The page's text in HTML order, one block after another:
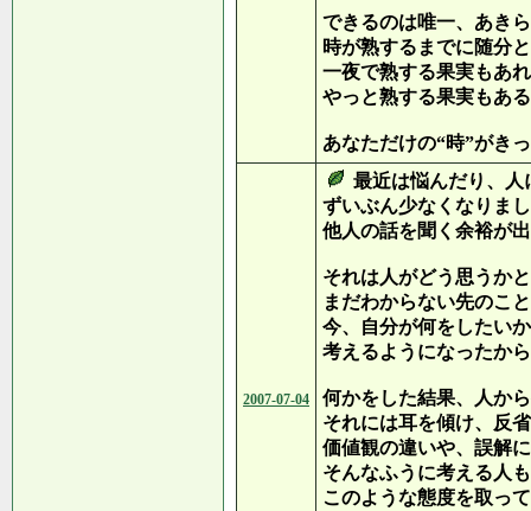
できるのは唯一、あき
時が熟するまでに随分
一夜で熟する果実もあ
やっと熟する果実もあ
あなただけの“時”がき
2007-07-04
最近は悩んだり、人
ずいぶん少なくなりま
他人の話を聞く余裕が
それは人がどう思うか
まだわからない先のこ
今、自分が何をしたい
考えるようになったか
何かをした結果、人か
それには耳を傾け、反
価値観の違いや、誤解
そんなふうに考える人
このような態度を取っ